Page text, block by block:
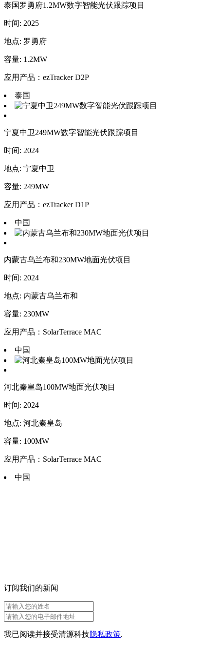
泰国罗勇府1.2MW数字智能光伏跟踪项目
时间: 2025
地点: 罗勇府
容量: 1.2MW
应用产品：ezTracker D2P
泰国
宁夏中卫249MW数字智能光伏跟踪项目
时间: 2024
地点: 宁夏中卫
容量: 249MW
应用产品：ezTracker D1P
中国
内蒙古乌兰布和230MW地面光伏项目
时间: 2024
地点: 内蒙古乌兰布和
容量: 230MW
应用产品：SolarTerrace MAC
中国
河北秦皇岛100MW地面光伏项目
时间: 2024
地点: 河北秦皇岛
容量: 100MW
应用产品：SolarTerrace MAC
中国
订阅我们的新闻
我已阅读并接受清源科技隐私政策.